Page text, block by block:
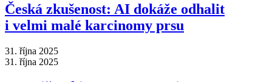
Česká zkušenost: AI dokáže odhalit
i velmi malé karcinomy prsu
31. října 2025
31. října 2025